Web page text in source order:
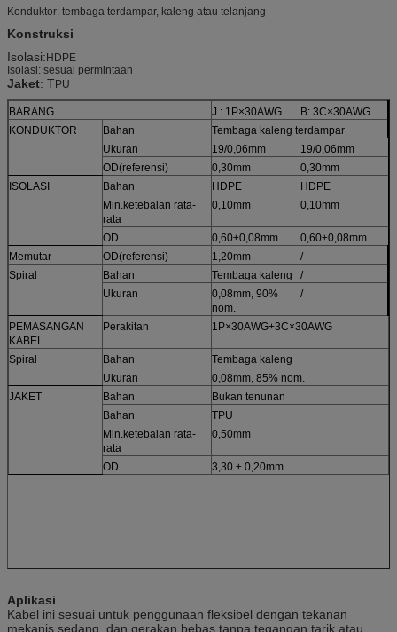
Konduktor: tembaga terdampar, kaleng atau telanjang
Konstruksi
Isolasi:HDPE
Isolasi: sesuai permintaan
Jaket: TPU
BARANG J : 1P×30AWG
B: 3C×30AWG
KONDUKTOR
Bahan
Tembaga kaleng terdampar
Ukuran
19/0,06mm
19/0,06mm
OD(referensi) 0,30mm
0,30mm
ISOLASI
Bahan HDPE
HDPE
Min.ketebalan rata-
rata
0,10mm 0,10mm
OD 0,60±0,08mm
0,60±0,08mm
Memutar
OD(referensi) 1,20mm
/
Spiral
Bahan Tembaga kaleng
/
Ukuran
0,08mm, 90%
nom.
/
PEMASANGAN
KABEL
Perakitan 1P×30AWG+3C×30AWG
Spiral Bahan
Tembaga kaleng
Ukuran
0,08mm, 85% nom.
JAKET
Bahan
Bukan tenunan
Bahan
TPU
Min.ketebalan rata-
rata
0,50mm
OD 3,30 ± 0,20mm
Aplikasi
Kabel ini sesuai untuk penggunaan fleksibel dengan tekanan
mekanis sedang, dan gerakan bebas tanpa tegangan tarik atau